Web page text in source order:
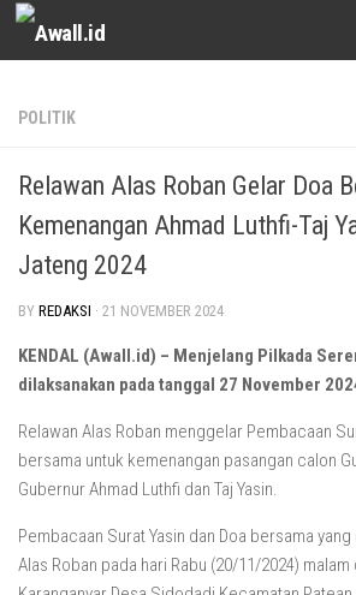
Skip to content
POLITIK
Relawan Alas Roban Gelar Doa
Kemenangan Ahmad Luthfi-Taj
Jateng 2024
BY REDAKSI · 21 NOVEMBER 2024
KENDAL (Awall.id) – Menjelang Pilkada
dilaksanakan pada tanggal 27 November
Relawan Alas Roban menggelar Pembacaan
bersama untuk kemenangan pasangan calon
Gubernur Ahmad Luthfi dan Taj Yasin.
Pembacaan Surat Yasin dan Doa bersama
Alas Roban pada hari Rabu (20/11/2024) malam